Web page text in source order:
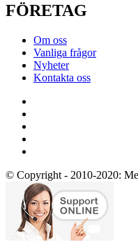
FÖRETAG
Om oss
Vanliga frågor
Nyheter
Kontakta oss
© Copyright - 2010-2020: